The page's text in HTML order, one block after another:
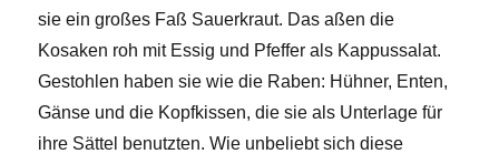
sie ein großes Faß Sauerkraut. Das aßen die
Kosaken roh mit Essig und Pfeffer als Kappussalat.
Gestohlen haben sie wie die Raben: Hühner, Enten,
Gänse und die Kopfkissen, die sie als Unterlage für
ihre Sättel benutzten. Wie unbeliebt sich diese